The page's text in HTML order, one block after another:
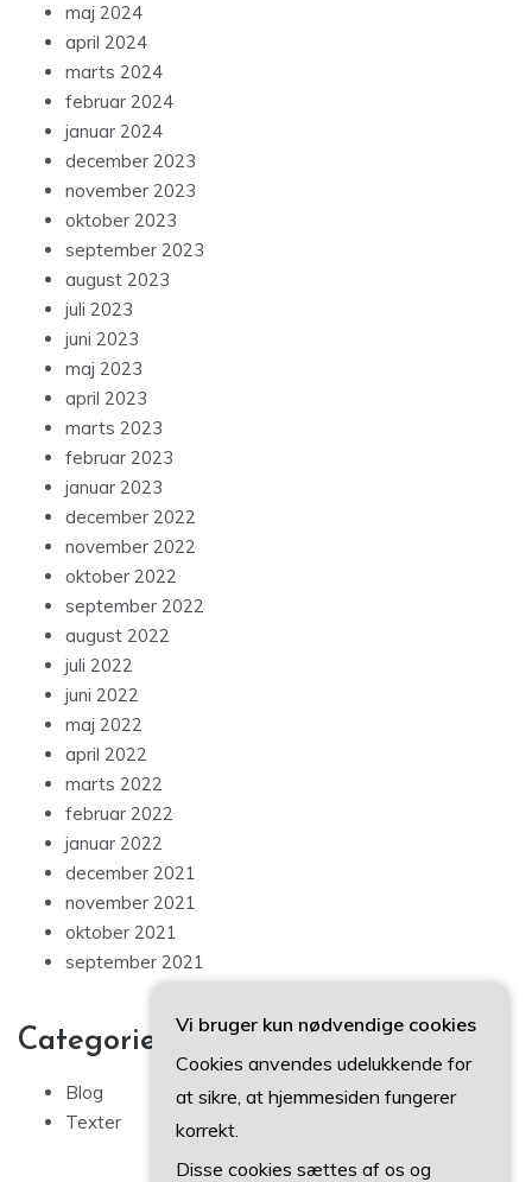
maj 2024
april 2024
marts 2024
februar 2024
januar 2024
december 2023
november 2023
oktober 2023
september 2023
august 2023
juli 2023
juni 2023
maj 2023
april 2023
marts 2023
februar 2023
januar 2023
december 2022
november 2022
oktober 2022
september 2022
august 2022
juli 2022
juni 2022
maj 2022
april 2022
marts 2022
februar 2022
januar 2022
december 2021
november 2021
oktober 2021
september 2021
Categories
Blog
Texter
Vi bruger kun nødvendige cookies
Cookies anvendes udelukkende for
at sikre, at hjemmesiden fungerer
korrekt.
Disse cookies sættes af os og